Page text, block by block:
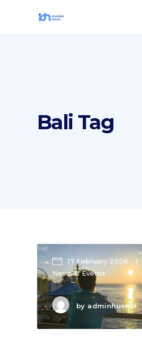
Bali Tag
17 February 2026
News & Events
by adminhusnul